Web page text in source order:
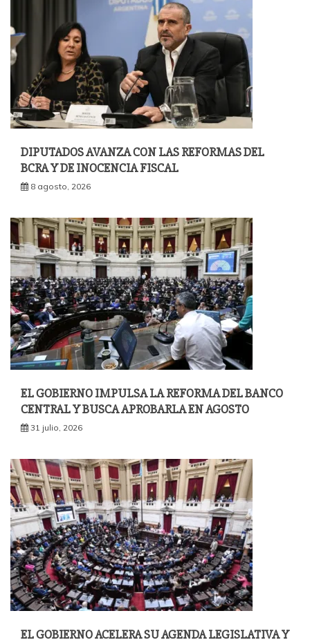
DIPUTADOS AVANZA CON LAS REFORMAS DEL
BCRA Y DE INOCENCIA FISCAL
8 agosto, 2026
EL GOBIERNO IMPULSA LA REFORMA DEL BANCO
CENTRAL Y BUSCA APROBARLA EN AGOSTO
31 julio, 2026
EL GOBIERNO ACELERA SU AGENDA LEGISLATIVA Y